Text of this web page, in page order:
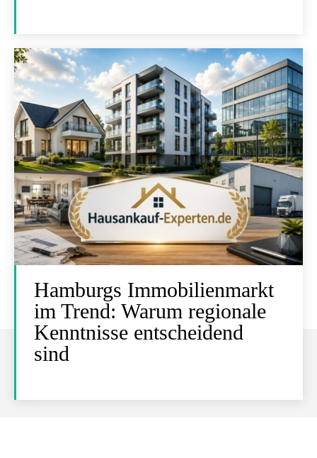
Hamburgs Immobilienmarkt
im Trend: Warum regionale
Kenntnisse entscheidend
sind